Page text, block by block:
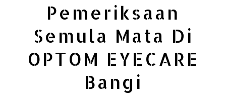
Pemeriksaan
Semula Mata Di
OPTOM EYECARE
Bangi